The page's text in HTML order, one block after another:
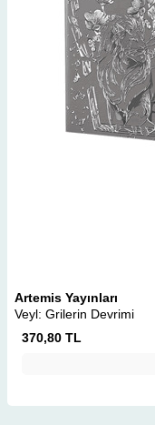
Artemis Yayınları
Veyl: Grilerin Devrimi
370,80 TL